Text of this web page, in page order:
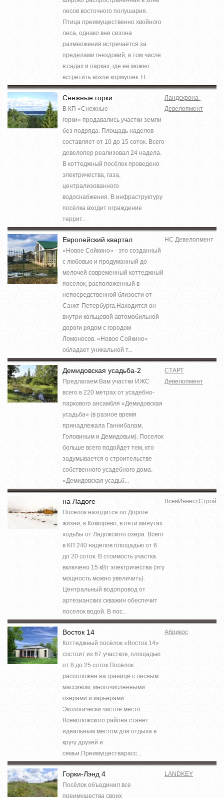
лесов восточного полушария.
Птица преимущественно хвойного
леса, однако вне сезона
размножения встречается за
пределами гнездовий, в том числе
в садах и парках, где её можно
встретить возле кормушек. Н...
Снежные горки
В КП «Снежные
горки» продавались участки земли
без подряда. Площадь наделов
составляет от 10 до 15 соток. Всего
девелопер реализовал 24 надела.
В коттеджный посёлок проведено
электричества, газа,
централизованного
водоснабжения. В инфраструктуру
посёлка входит ограждение
террит...
Ландскрона-
Девелопмент
Европейский квартал
«Новое Сойкино» - это созданный
с любовью и продуманный до
мелочей современный коттеджный
поселок, расположенный в
непосредственной близости от
Санкт-Петербурга.Находится он
внутри кольцевой автомобильной
дороги рядом с городом
Ломоносов. «Новое Сойкино»
обладает уникальной т...
НС Девелопмент
Демидовская усадьба-2
Предлагаем Вам участки ИЖС
всего в 220 метрах от усадебно-
паркового ансамбля «Демидовская
усадьба» (в разное время
принадлежала Ганнибалам,
Головиным и Демидовым). Поселок
больше всего подойдет тем, кто
задумывается о строительстве
собственного усадебного дома.
«Демидовская усадьб...
СТАРТ
Девелопмент
на Ладоге
Поселок находится по Дороге
жизни, в Коккорево, в пяти минутах
ходьбы от Ладожского озера. Всего
в КП 240 наделов площадью от 6
до 20 соток. В стоимость участка
включено 15 кВт электричества (эту
мощность можно увеличить).
Центральный водопровод от
артезианских скважин обеспечит
поселок водой. В пос...
ВсевИнвестСтрой
Восток 14
Коттеджный посёлок «Восток 14»
состоит из 67 участков, площадью
от 8 до 25 соток.Посёлок
расположен на границе с лесным
массивом, многочисленными
озёрами и карьерами.
Экологически чистое место
Всеволожского района станет
идеальным местом для отдыха в
кругу друзей и
семьи.Преимуществарасс...
Абрикос
Горки-Лэнд 4
Посёлок объединил все
преимущества своих
LANDKEY